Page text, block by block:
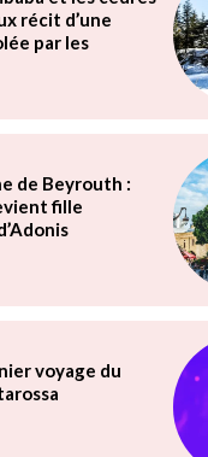
récit d’une
par les
de Beyrouth :
fille
voyage du